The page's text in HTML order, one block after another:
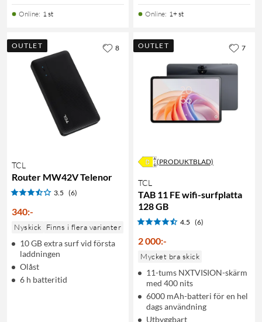
Online: 1 st Online: 1+ st
OUTLET
TCL
Router MW42V Telenor
3.5 (6)
340:-
Nyskick Finns i flera varianter
10 GB extra surf vid första
laddningen
Olåst
6 h batteritid
8 OUTLET
(PRODUKTBLAD)
TCL
TAB 11 FE wifi-surfplatta
128 GB
4.5 (6)
2 000:-
Mycket bra skick
11-tums NXTVISION-skärm
med 400 nits
6000 mAh-batteri för en hel
dags användning
Utbyggbart
7